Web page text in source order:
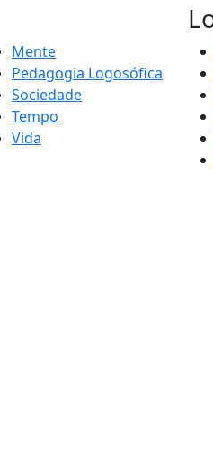
Mente
Pedagogia Logosófica
Sociedade
Tempo
Vida